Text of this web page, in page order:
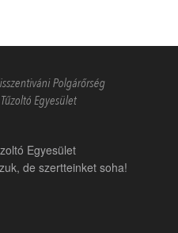
Egyesület
de szertteinket soha!